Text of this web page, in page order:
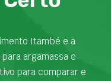
Itambé e a
argamassa e
para comparar e